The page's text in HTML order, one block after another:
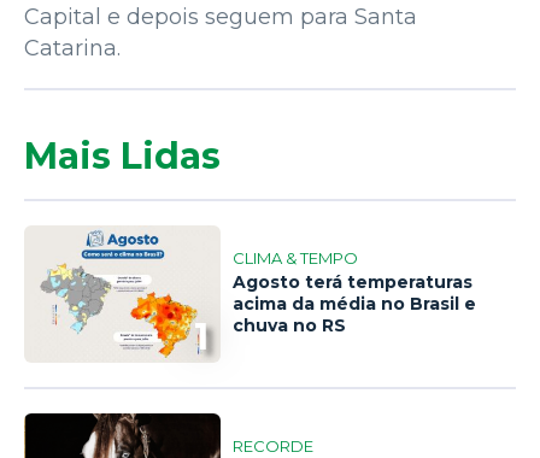
Capital e depois seguem para Santa
Catarina.
Mais Lidas
1
CLIMA & TEMPO
Agosto terá temperaturas
acima da média no Brasil e
chuva no RS
RECORDE